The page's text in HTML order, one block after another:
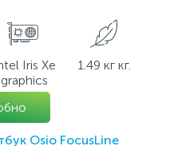
Iris Xe
graphics
1.49 кг кг.
Osio FocusLine